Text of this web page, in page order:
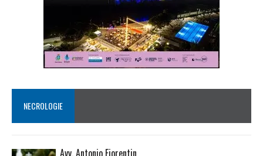
NECROLOGIE
Avv. Antonio Fiorentin